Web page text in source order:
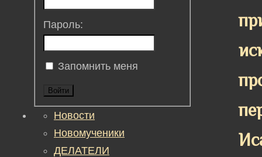
Пароль:
Запомнить меня
Войти
Новости
Новомученики
ДЕЛАТЕЛИ